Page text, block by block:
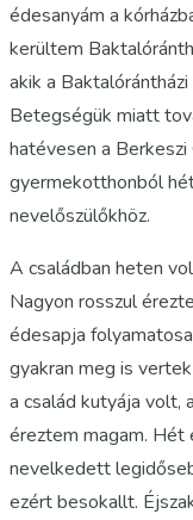
édesanyám a
kerültem
akik a
Betegségük miatt
hatévesen a
gyermekotthonból
nevelőszülőkhöz.
A családban heten
Nagyon rosszul
édesapja
gyakran meg is
a család kutyája volt,
éreztem magam. Hét
nevelkedett
ezért besokallt.